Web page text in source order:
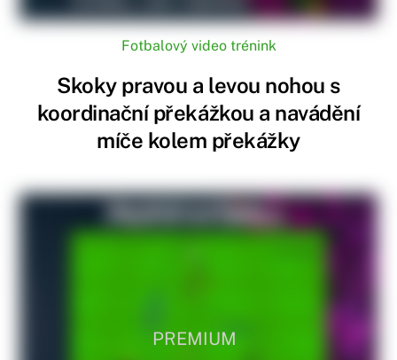
Fotbalový video trénink
Skoky pravou a levou nohou s
koordinační překážkou a navádění
míče kolem překážky
PREMIUM